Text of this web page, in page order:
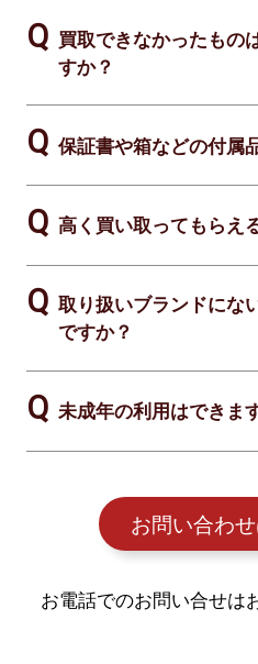
買取できなかったもの
すか？
保証書や箱などの付属
高く買い取ってもらえ
取り扱いブランドにな
ですか？
未成年の利用はできま
お問い合わ
お電話でのお問い合せは